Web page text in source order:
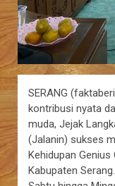
SERANG
kontribusi nyata
muda, Jejak
(Jalanin) sukses
Kehidupan
Kabupaten